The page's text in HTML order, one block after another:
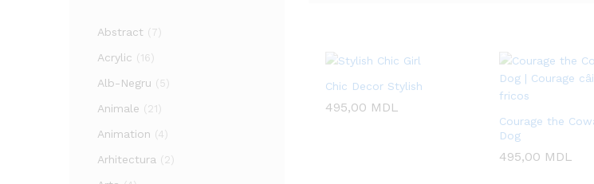
Chic Decor Stylish
495,00 MDL
495,00 MDL
Courage the
Dog
495,00 MDL
495,00 MDL
Abstract (7)
Acrylic (16)
Alb-Negru (5)
Animale (21)
Animation (4)
Arhitectura (2)